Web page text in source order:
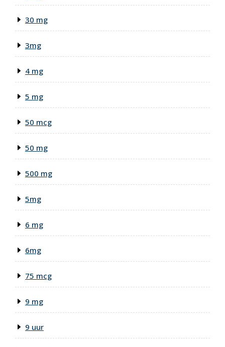
30 mg
3mg
4 mg
5 mg
50 mcg
50 mg
500 mg
5mg
6 mg
6mg
75 mcg
9 mg
9 uur